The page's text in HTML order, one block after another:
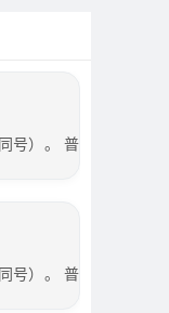
号）。 普
号）。 普